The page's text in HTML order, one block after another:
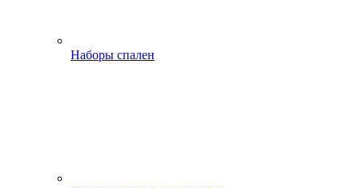
Наборы спален